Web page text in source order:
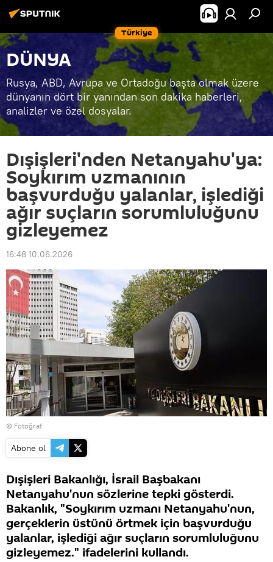
Türkiye
DÜNYA
Rusya, ABD, Avrupa ve Ortadoğu başta olmak üzere
dünyanın dört bir yanından son dakika haberleri,
analizler ve özel dosyalar.
Dışişleri'nden Netanyahu'ya:
Soykırım uzmanının
başvurduğu yalanlar, işlediği
ağır suçların sorumluluğunu
gizleyemez
16:48 10.06.2026
© Fotoğraf
Abone ol
Dışişleri Bakanlığı, İsrail Başbakanı
Netanyahu'nun sözlerine tepki gösterdi.
Bakanlık, "Soykırım uzmanı Netanyahu'nun,
gerçeklerin üstünü örtmek için başvurduğu
yalanlar, işlediği ağır suçların sorumluluğunu
gizleyemez." ifadelerini kullandı.